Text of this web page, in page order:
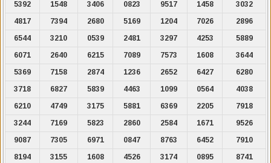
5392
1548 3406 0823 9517 1458
3032
4817
7394 2680 5169 1204 7026
2896
6544
3210 0539 2481 3297 4253
5889
6071
2640 6215 7089 7573 1608
3644
5369
7158 2874 1236 2652 6427
6280
3718
6827 5839 4463 1099 0564
4038
6210
4749 3175 5881 6369 2205
7918
3244
7169 5823 2860 2584 1671
9526
9087
7305 6971 0847 8763 6452
7910
8194
3155 1608 4526 3174 0895
8741